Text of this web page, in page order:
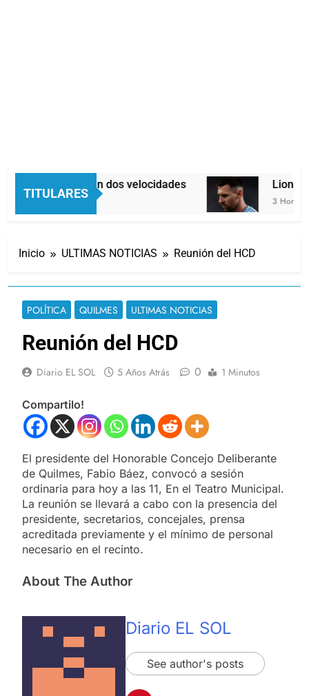
TITULARES
Economía en dos velocidades
2 Horas Atrás
Lionel
3 Horas
Inicio ULTIMAS NOTICIAS Reunión del HCD
POLÍTICA QUILMES ULTIMAS NOTICIAS
Reunión del HCD
Diario EL SOL 5 Años Atrás 0 1 Minutos
Compartilo!
El presidente del Honorable Concejo Deliberante
de Quilmes, Fabio Báez, convocó a sesión
ordinaria para hoy a las 11, En el Teatro Municipal.
La reunión se llevará a cabo con la presencia del
presidente, secretarios, concejales, prensa
acreditada previamente y el mínimo de personal
necesario en el recinto.
About The Author
Diario EL SOL
See author's posts